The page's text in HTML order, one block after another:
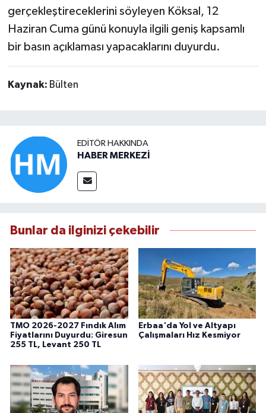
gerçekleştireceklerini söyleyen Köksal, 12
Haziran Cuma günü konuyla ilgili geniş kapsamlı
bir basın açıklaması yapacaklarını duyurdu.
Kaynak: Bülten
EDITÖR HAKKINDA
HABER MERKEZİ
Bunlar da ilginizi çekebilir
TMO 2026-2027 Fındık Alım
Fiyatlarını Duyurdu: Giresun
255 TL, Levant 250 TL
Erbaa'da Yol ve Altyapı
Çalışmaları Hız Kesmiyor